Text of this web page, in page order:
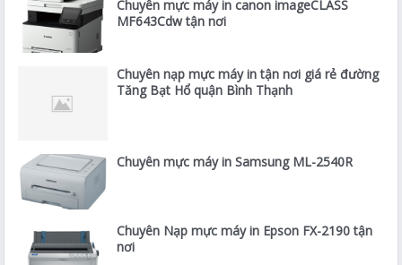
Chuyên mực máy in canon imageCLASS
MF643Cdw tận nơi
Chuyên nạp mực máy in tận nơi giá rẻ đường
Tăng Bạt Hổ quận Bình Thạnh
Chuyên mực máy in Samsung ML-2540R
Chuyên Nạp mực máy in Epson FX-2190 tận
nơi